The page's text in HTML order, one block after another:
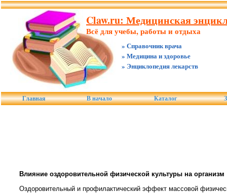
Claw.ru: Медицинская
Всё для учебы, работы и отдыха
» Справочник врача
» Медицина и здоровье
» Энциклопедия лекарств
Главная В начало Каталог
Влияние оздоровительной физической культуры на организм
Оздоровительный и профилактический эффект массовой